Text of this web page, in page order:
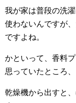
我が家は普段の洗濯
使わないんですが
ですよね。
かといって、香料
思っていたところ
乾燥機から出すと